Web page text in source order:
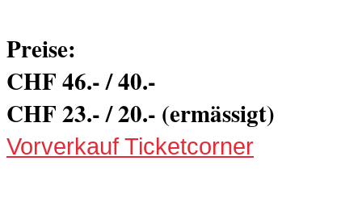
Preise:
CHF 46.- / 40.-
CHF 23.- / 20.- (ermässigt)
Vorverkauf Ticketcorner